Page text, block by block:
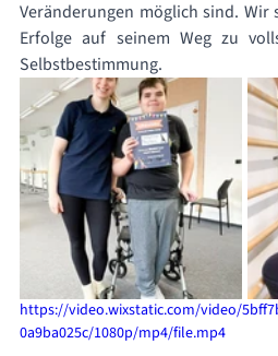
Veränderungen möglich sind.
Erfolge auf seinem Weg zu
Selbstbestimmung.
https://video.wixstatic.com/video/
0a9ba025c/1080p/mp4/file.mp4